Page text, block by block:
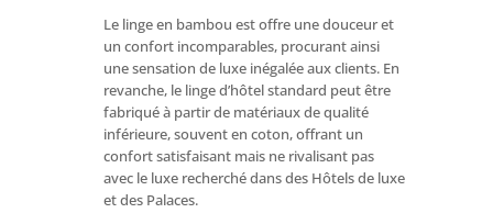
Le linge en bambou est offre une douceur et
un confort incomparables, procurant ainsi
une sensation de luxe inégalée aux clients. En
revanche, le linge d’hôtel standard peut être
fabriqué à partir de matériaux de qualité
inférieure, souvent en coton, offrant un
confort satisfaisant mais ne rivalisant pas
avec le luxe recherché dans des Hôtels de luxe
et des Palaces.